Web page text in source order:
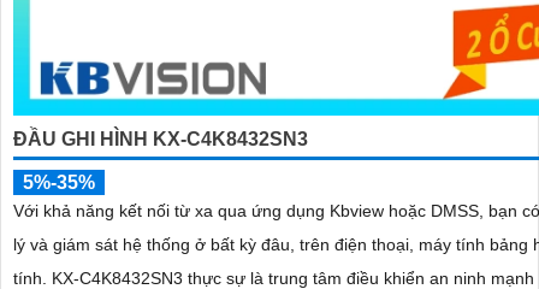
ĐẦU GHI HÌNH KX-C4K8432SN3
5%-35%
Với khả năng kết nối từ xa qua ứng dụng Kbview hoặc DMSS, bạn
lý và giám sát hệ thống ở bất kỳ đâu, trên điện thoại, máy tính bảng
tính. KX‑C4K8432SN3 thực sự là trung tâm điều khiển an ninh mạnh mẽ, thông